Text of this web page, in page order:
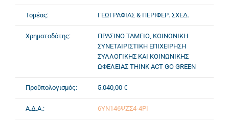
Τομέας: ΓΕΩΓΡΑΦΙΑΣ & ΠΕΡΙΦΕΡ. ΣΧΕΔ.
Χρηματοδότης:
ΠΡΑΣΙΝΟ ΤΑΜΕΙΟ, ΚΟΙΝΩΝΙΚΗ
ΣΥΝΕΤΑΙΡΙΣΤΙΚΗ ΕΠΙΧΕΙΡΗΣΗ
ΣΥΛΛΟΓΙΚΗΣ ΚΑΙ ΚΟΙΝΩΝΙΚΗΣ
ΩΦΕΛΕΙΑΣ THINK ACT GO GREEN
Προϋπολογισμός: 5.040,00 €
Α.Δ.Α.: 6ΥΝ146ΨΖΣ4-4ΡΙ